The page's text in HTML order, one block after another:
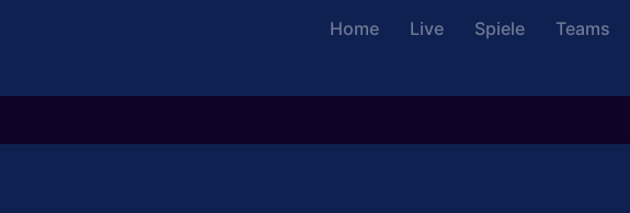
Home Live Spiele Teams